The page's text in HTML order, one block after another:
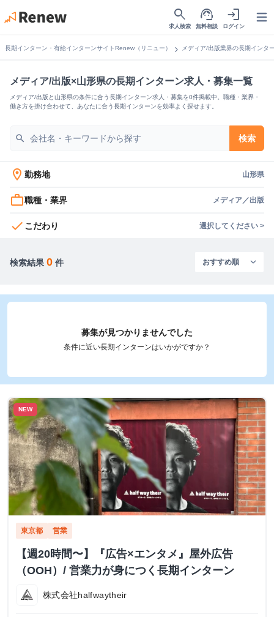
search
求人検索
support_agent
無料相談
login
ログイン
長期インターン・有給インターンサイトRenew（リニュー） chevron_right メディア/出版業界の長期インタ
メディア/出版×山形県の長期インターン求人・募集一覧
メディア/出版と山形県の条件に合う長期インターン求人・募集を0件掲載中。職種・業界・
働き方を掛け合わせて、あなたに合う長期インターンを効率よく探せます。
search 検索
location_on 勤務地 山形県
work_outline職種・業界 メディア／出版
check こだわり 選択してください >
検索結果 0 件
募集が見つかりませんでした
条件に近い長期インターンはいかがですか？
NEW
東京都 営業
【週20時間〜】『広告×エンタメ』屋外広告
（OOH）/ 営業力が身につく長期インターン
株式会社halfwaytheir